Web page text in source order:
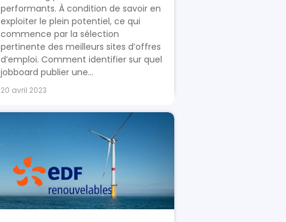
performants. À condition de savoir en
exploiter le plein potentiel, ce qui
commence par la sélection
pertinente des meilleurs sites d’offres
d’emploi. Comment identifier sur quel
jobboard publier une...
20 avril 2023